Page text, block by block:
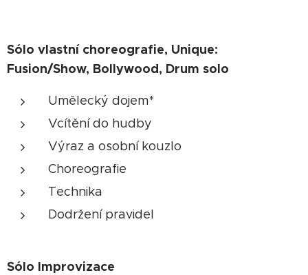
Sólo vlastní choreografie, Unique:
Fusion/Show, Bollywood, Drum solo
Umělecký dojem*
Vcítění do hudby
Výraz a osobní kouzlo
Choreografie
Technika
Dodržení pravidel
Sólo Improvizace